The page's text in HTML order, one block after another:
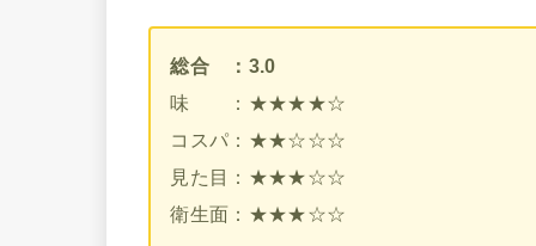
総合 ：3.0
味 ：★★★★☆
コスパ：★★☆☆☆
見た目：★★★☆☆
衛生面：★★★☆☆